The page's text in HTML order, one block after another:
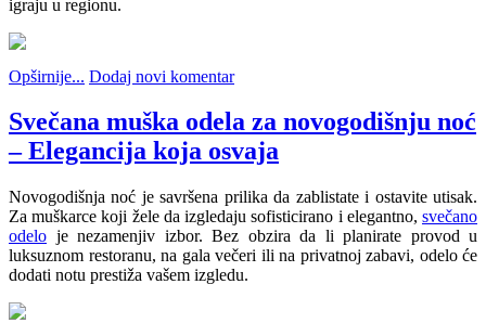
igraju u regionu.
Opširnije... Dodaj novi komentar
Svečana muška odela za novogodišnju noć
– Elegancija koja osvaja
Novogodišnja noć je savršena prilika da zablistate i ostavite utisak.
Za muškarce koji žele da izgledaju sofisticirano i elegantno, svečano
odelo je nezamenjiv izbor. Bez obzira da li planirate provod u
luksuznom restoranu, na gala večeri ili na privatnoj zabavi, odelo će
dodati notu prestiža vašem izgledu.